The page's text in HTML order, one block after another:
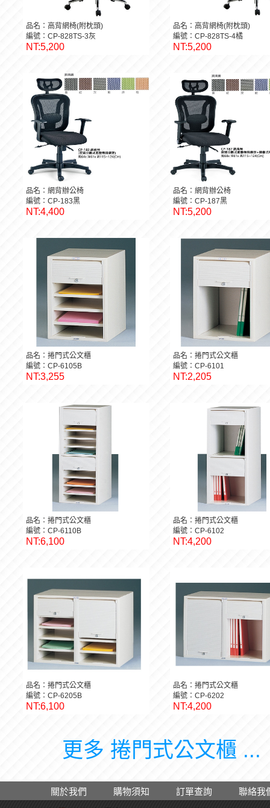
品名：高背網椅(附枕頭)
編號：CP-828TS-3灰
NT:5,200
品名：高背網椅(附枕頭)
編號：CP-828TS-4橘
NT:5,200
品名：網背辦公椅
編號：CP-183黑
NT:4,400
品名：網背辦公椅
編號：CP-187黑
NT:5,200
品名：捲門式公文櫃
編號：CP-6105B
NT:3,255
品名：捲門式公文櫃
編號：CP-6101
NT:2,205
品名：捲門式公文櫃
編號：CP-6110B
NT:6,100
品名：捲門式公文櫃
編號：CP-6102
NT:4,200
品名：捲門式公文櫃
編號：CP-6205B
NT:6,100
品名：捲門式公文櫃
編號：CP-6202
NT:4,200
更多 捲門式公文櫃 ...
關於我們 購物須知 訂單查詢 聯絡我